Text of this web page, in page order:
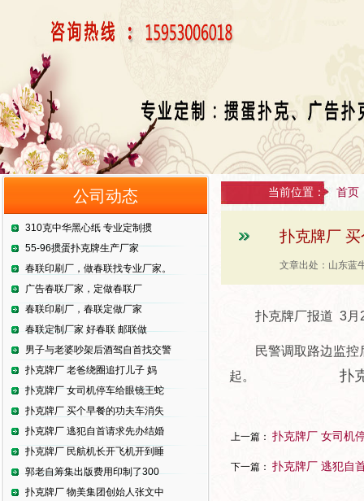
公司动态
310克中华黑心纸 专业定制掼
55-96掼蛋扑克牌生产厂家
春联印刷厂，做春联找专业厂家。
广告春联厂家，定做春联厂
春联印刷厂，春联定做厂家
春联定制厂家 好春联 邮联做
男子与老婆吵架后酒驾自首找交警
扑克牌厂 老爸绕圈追打儿子 妈
扑克牌厂 女司机停车给眼镜王蛇
扑克牌厂 买个早餐的功夫车消失
扑克牌厂 逃犯自首请求先办结婚
扑克牌厂 民航机长开飞机开到睡
郭老自筹集出版费用印制了300
扑克牌厂 物美集团创始人张文中
当前位置： 首页
扑克牌厂
文章出处：山东
扑克牌厂报道 3月
民警调取路边监
起。 扑
上一篇： 扑克牌厂 女司机
下一篇： 扑克牌厂 逃犯自